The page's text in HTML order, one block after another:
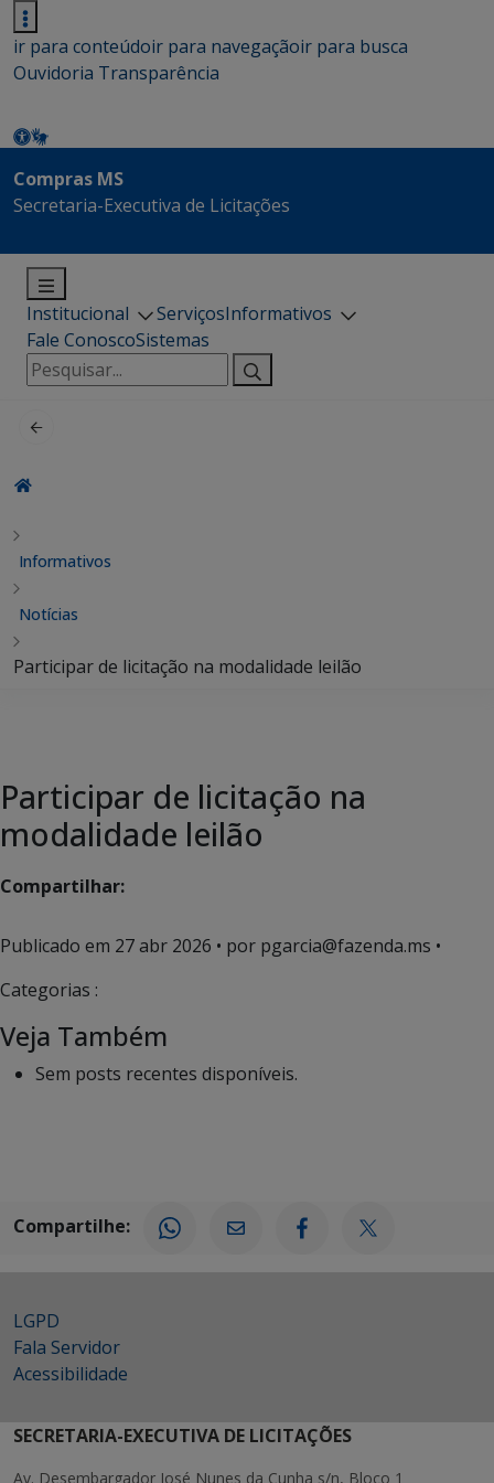
ir para conteúdoir para navegaçãoir para busca
Ouvidoria Transparência
Compras MS
Secretaria-Executiva de Licitações
Institucional ServiçosInformativos
Fale ConoscoSistemas
Pesquisar
por:
Informativos
Notícias
Participar de licitação na modalidade leilão
Participar de licitação na
modalidade leilão
Compartilhar:
Publicado em 27 abr 2026 • por pgarcia@fazenda.ms •
Categorias :
Veja Também
Sem posts recentes disponíveis.
Compartilhe:
LGPD
Fala Servidor
Acessibilidade
SECRETARIA-EXECUTIVA DE LICITAÇÕES
Av. Desembargador José Nunes da Cunha s/n, Bloco 1